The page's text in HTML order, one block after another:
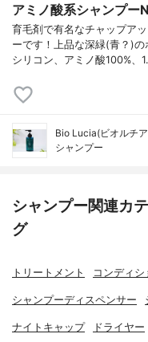
アミノ酸系シャンプー
育毛剤で有名なチャップア
ーです！上品な深緑(青？)
シリコン、アミノ酸100%、
Bio Lucia(ビオルチ
シャンプー
シャンプー関連カ
グ
トリートメント コンディシ
シャンプーディスペンサー
ナイトキャップ ドライヤー